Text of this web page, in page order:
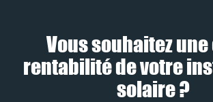
Vous souhaitez
rentabilité de votre
solaire ?